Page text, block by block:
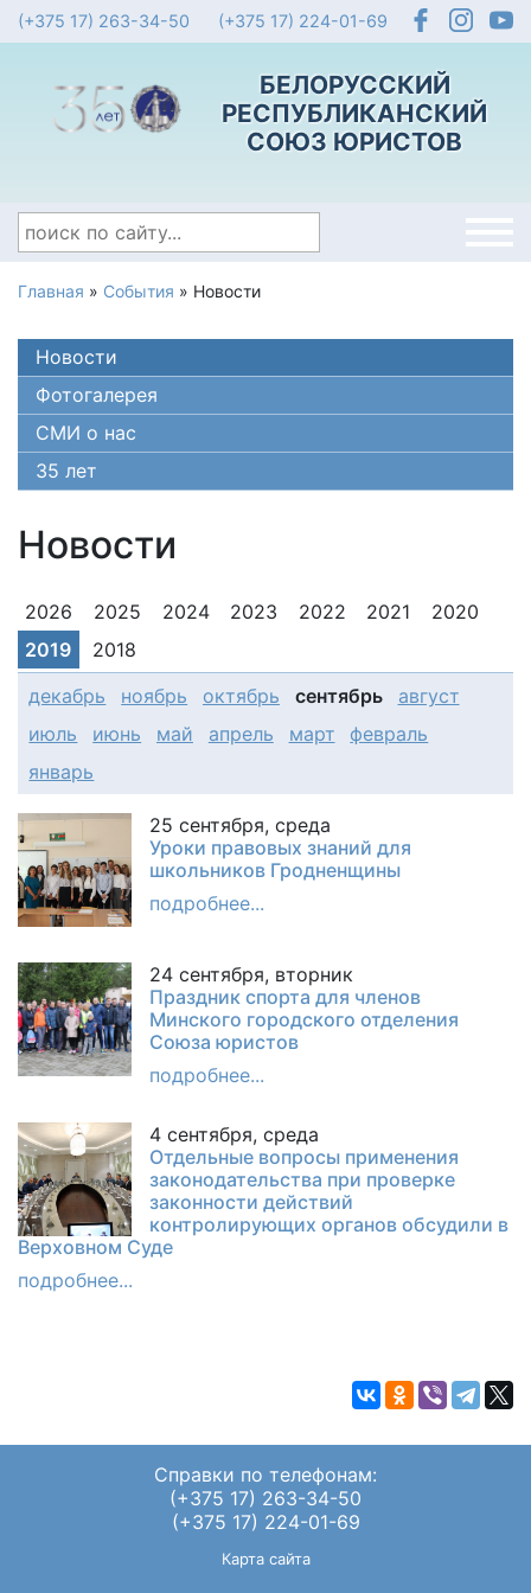
(+375 17) 263-34-50 (+375 17) 224-01-69
БЕЛОРУССКИЙ
РЕСПУБЛИКАНСКИЙ
СОЮЗ ЮРИСТОВ
Главная » События » Новости
Новости
Фотогалерея
СМИ о нас
35 лет
Новости
2026 2025 2024 2023 2022 2021
2020
2019
2018
декабрь
ноябрь октябрь сентябрь
август
июль
июнь май апрель март
февраль
январь
25 сентября, среда
Уроки правовых знаний для
школьников Гродненщины
подробнее...
24 сентября, вторник
Праздник спорта для членов
Минского городского отделения
Союза юристов
подробнее...
4 сентября, среда
Отдельные вопросы применения
законодательства при проверке
законности действий
контролирующих органов обсудили в
Верховном Суде
подробнее...
Справки по телефонам:
(+375 17) 263-34-50
(+375 17) 224-01-69
Карта сайта